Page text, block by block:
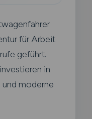
für Arbeit
geführt.
in
moderne